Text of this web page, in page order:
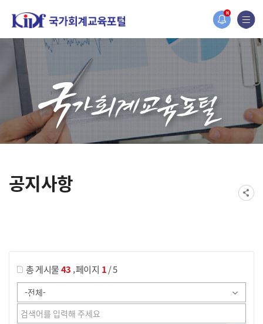
N
홈페이지가 새롭게 개편되었습니다.
한국조세재정연구원홈페이지가 새롭게 개설되었습니다.
공지사항
총 게시물43 ,페이지 1/ 5